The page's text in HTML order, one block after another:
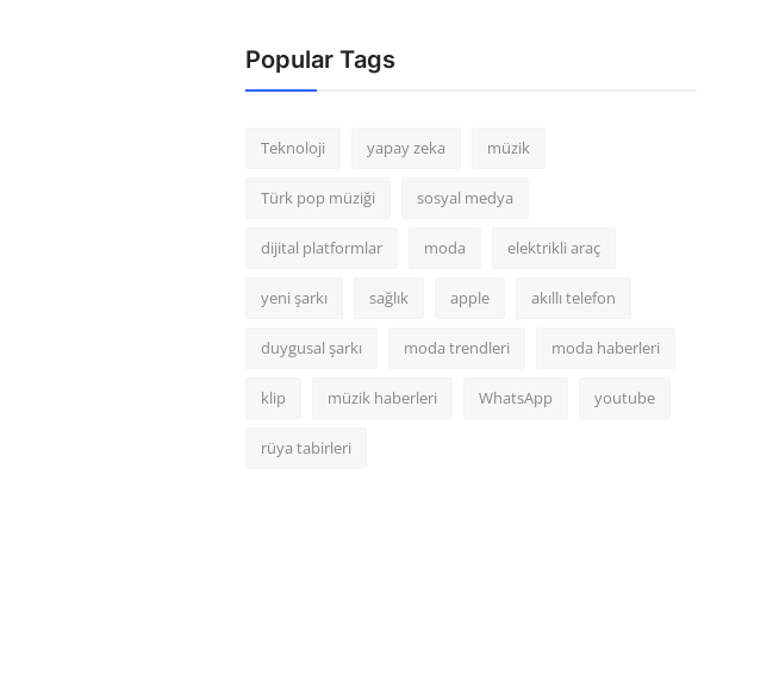
Popular Tags
Teknoloji yapay zeka müzik
Türk pop müziği sosyal medya
dijital platformlar moda elektrikli araç
yeni şarkı sağlık apple akıllı telefon
duygusal şarkı moda trendleri moda haberleri
klip müzik haberleri WhatsApp youtube
rüya tabirleri